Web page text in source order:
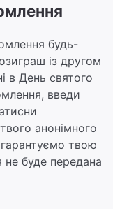
будь-
із другом
в День святого
введи
анонімного
твою
не буде передана